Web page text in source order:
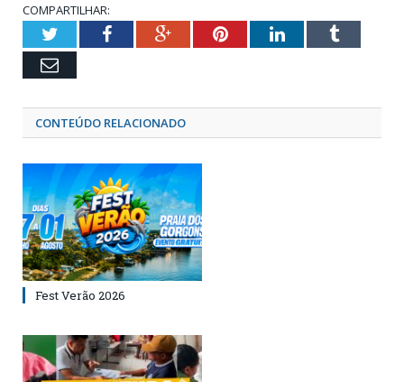
COMPARTILHAR:
TwitterFacebookGoogle+PinterestLinkedInTumblr
Email
CONTEÚDO RELACIONADO
Fest Verão 2026